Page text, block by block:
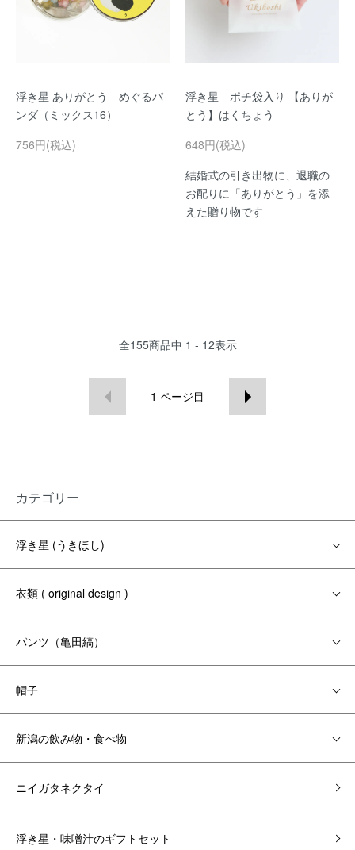
浮き星 ありがとう めぐるパ
ンダ（ミックス16）
756円(税込)
浮き星 ポチ袋入り 【ありが
とう】はくちょう
648円(税込)
結婚式の引き出物に、退職の
お配りに「ありがとう」を添
えた贈り物です
全155商品中 1 - 12表示
1 ページ目
カテゴリー
浮き星 (うきほし)
衣類 ( original design )
パンツ（亀田縞）
帽子
新潟の飲み物・食べ物
ニイガタネクタイ
浮き星・味噌汁のギフトセット